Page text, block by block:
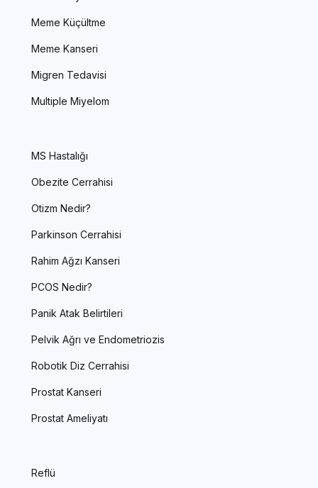
Meme Küçültme
Meme Kanseri
Migren Tedavisi
Multiple Miyelom
MS Hastalığı
Obezite Cerrahisi
Otizm Nedir?
Parkinson Cerrahisi
Rahim Ağzı Kanseri
PCOS Nedir?
Panik Atak Belirtileri
Pelvik Ağrı ve Endometriozis
Robotik Diz Cerrahisi
Prostat Kanseri
Prostat Ameliyatı
Reflü